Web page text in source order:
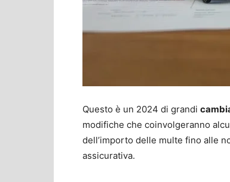
Questo è un 2024 di grandi
modifiche che coinvolgeranno
dell’importo delle multe fino alle
assicurativa.